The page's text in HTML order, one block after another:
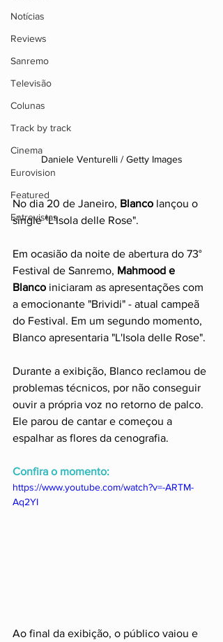
Notícias
Reviews
Sanremo
Televisão
Colunas
Track by track
Cinema
Eurovision
Featured
Entrevistas
Daniele Venturelli / Getty Images
No dia 20 de Janeiro, Blanco lançou o
single "L'Isola delle Rose".
Em ocasião da noite de abertura do 73°
Festival de Sanremo, Mahmood e
Blanco iniciaram as apresentações com
a emocionante "Brividi" - atual campeã
do Festival. Em um segundo momento,
Blanco apresentaria "L'Isola delle Rose".
Durante a exibição, Blanco reclamou de
problemas técnicos, por não conseguir
ouvir a própria voz no retorno de palco.
Ele parou de cantar e começou a
espalhar as flores da cenografia.
Confira o momento:
https://www.youtube.com/watch?v=-ARTM-
Aq2YI
Ao final da exibição, o público vaiou e